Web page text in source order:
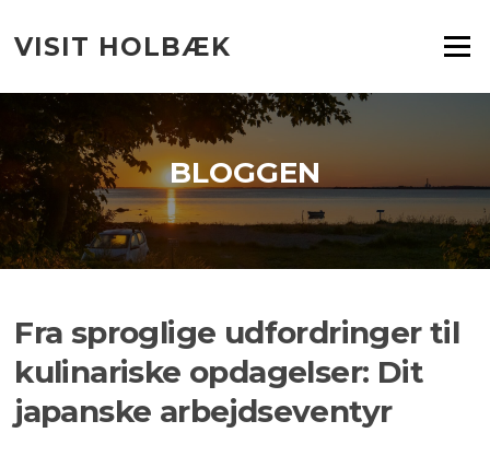
indhold
VISIT HOLBÆK Menu
BLOGGEN
Fra sproglige udfordringer til
kulinariske opdagelser: Dit
japanske arbejdseventyr